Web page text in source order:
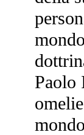
Paolo